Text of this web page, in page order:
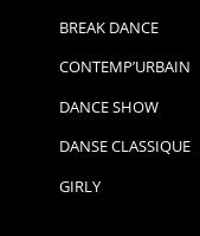
BREAK DANCE
CONTEMP’URBAIN
DANCE SHOW
DANSE CLASSIQUE
GIRLY